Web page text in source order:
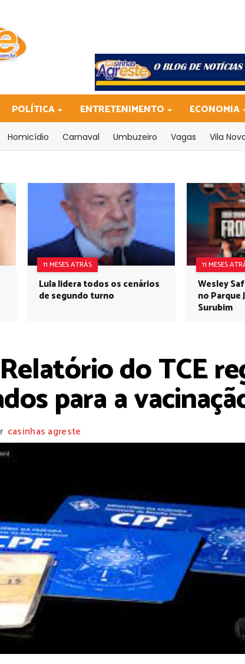
POLÍTICA ENTRETENIMENTO ECONOMIA
Homicídio Carnaval Umbuzeiro Vagas Vila
11 MESES ATRÁS
Lula lidera todos os cenários
de segundo turno
11 MESES
Wesley
no Parque
Surubim
do TCE
para a
casinhas agreste